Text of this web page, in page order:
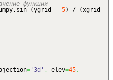
функции
sin (ygrid - 5) / (xgrid
= '3d' , elev=45,